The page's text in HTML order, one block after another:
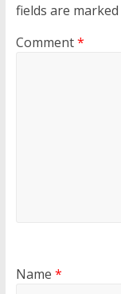
fields are marked
Comment*
Name *